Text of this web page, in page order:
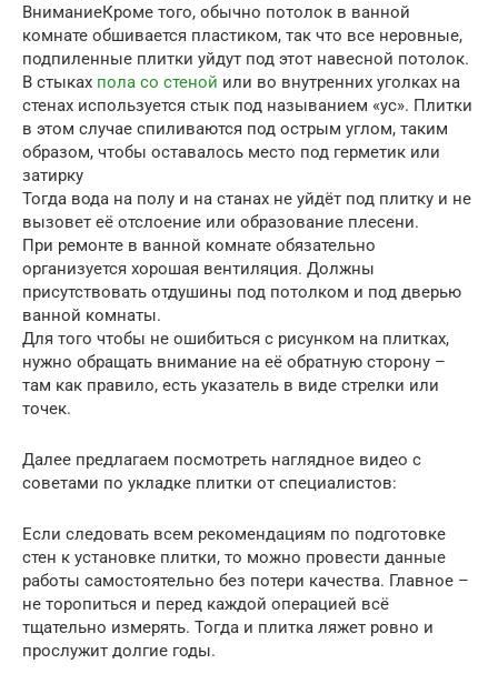
ВниманиеКроме того, обычно потолок в ванной
комнате обшивается пластиком, так что все неровные,
подпиленные плитки уйдут под этот навесной потолок.
В стыках пола со стеной или во внутренних уголках на
стенах используется стык под называнием «ус». Плитки
в этом случае спиливаются под острым углом, таким
образом, чтобы оставалось место под герметик или
затирку
Тогда вода на полу и на станах не уйдёт под плитку и не
вызовет её отслоение или образование плесени.
При ремонте в ванной комнате обязательно
организуется хорошая вентиляция. Должны
присутствовать отдушины под потолком и под дверью
ванной комнаты.
Для того чтобы не ошибиться с рисунком на плитках,
нужно обращать внимание на её обратную сторону –
там как правило, есть указатель в виде стрелки или
точек.
Далее предлагаем посмотреть наглядное видео с
советами по укладке плитки от специалистов:
Если следовать всем рекомендациям по подготовке
стен к установке плитки, то можно провести данные
работы самостоятельно без потери качества. Главное –
не торопиться и перед каждой операцией всё
тщательно измерять. Тогда и плитка ляжет ровно и
прослужит долгие годы.